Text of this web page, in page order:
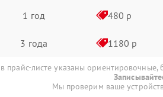
1 год 480 р
3 года 1180 р
прайс-листе указаны ориентировочные,
Мы проверим ваше